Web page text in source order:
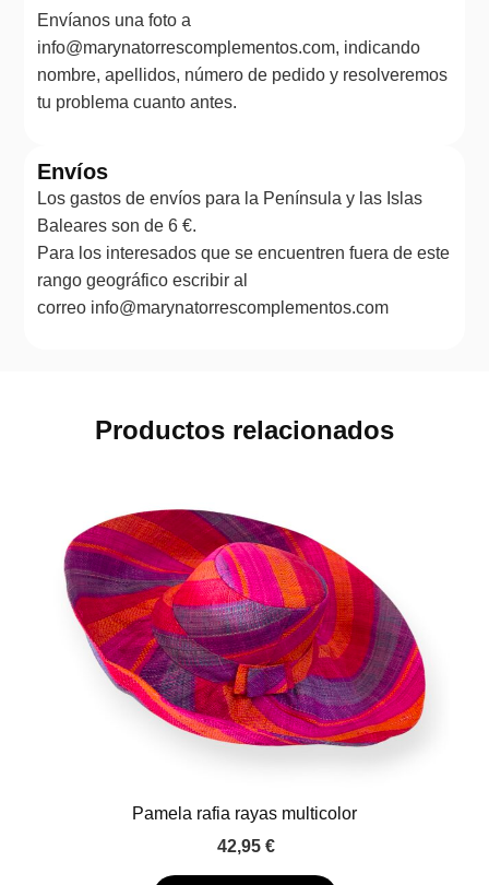
Envíanos una foto a
info@marynatorrescomplementos.com, indicando
nombre, apellidos, número de pedido y resolveremos
tu problema cuanto antes.
Envíos
Los gastos de envíos para la Península y las Islas
Baleares son de 6 €.
Para los interesados que se encuentren fuera de este
rango geográfico escribir al
correo info@marynatorrescomplementos.com
Productos relacionados
Pamela rafia rayas multicolor
42,95 €